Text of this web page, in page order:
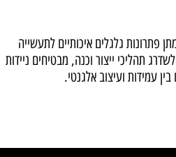
פתרונות גלגלים איכותיים לתעשייה
תהליכי ייצור וכנה, מבטיחים ניידות
עמידות ועיצוב אלגנטי.